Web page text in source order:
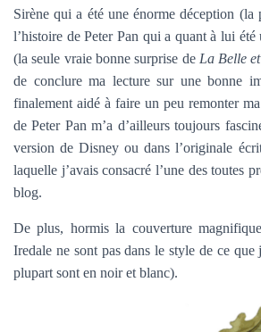
Sirène qui a été une énorme déception
l’histoire de Peter Pan qui a quant à lui
(la seule vraie bonne surprise de La Belle
de conclure ma lecture sur une bonne
finalement aidé à faire un peu remonter
de Peter Pan m’a d’ailleurs toujours
version de Disney ou dans l’originale
laquelle j’avais consacré l’une des toutes
blog.
De plus, hormis la couverture
Iredale ne sont pas dans le style de ce que
plupart sont en noir et blanc).